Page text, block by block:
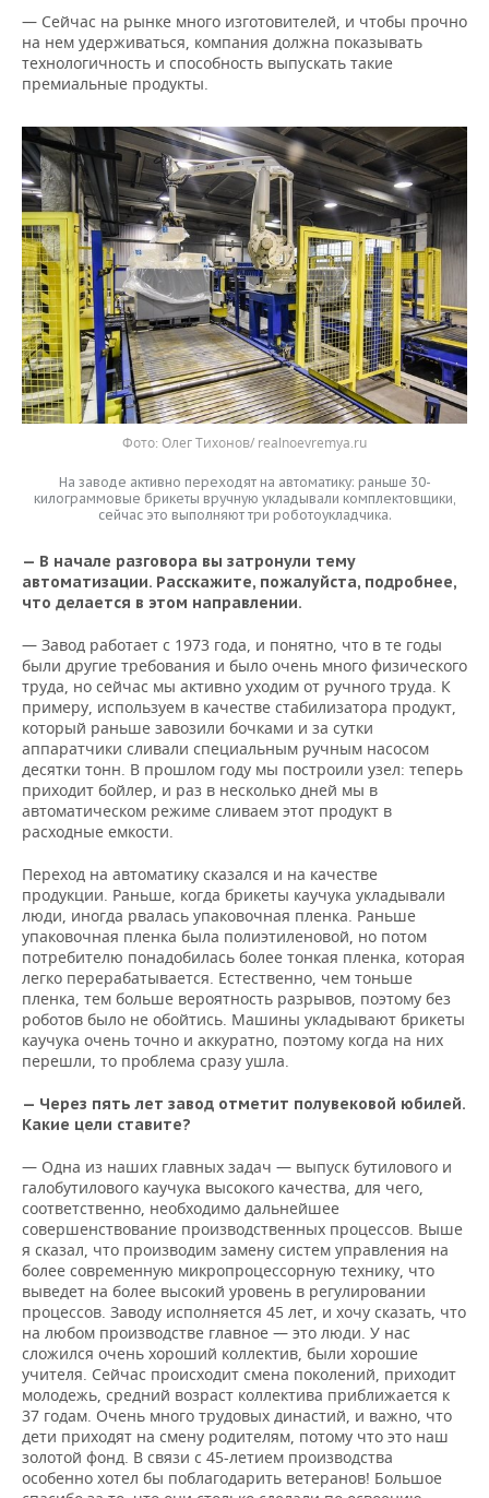
— Сейчас на рынке много изготовителей, и чтобы прочно
на нем удерживаться, компания должна показывать
технологичность и способность выпускать такие
премиальные продукты.
Фото: Олег Тихонов/ realnoevremya.ru
На заводе активно переходят на автоматику: раньше 30-
килограммовые брикеты вручную укладывали комплектовщики,
сейчас это выполняют три роботоукладчика.
— В начале разговора вы затронули тему
автоматизации. Расскажите, пожалуйста, подробнее,
что делается в этом направлении.
— Завод работает с 1973 года, и понятно, что в те годы
были другие требования и было очень много физического
труда, но сейчас мы активно уходим от ручного труда. К
примеру, используем в качестве стабилизатора продукт,
который раньше завозили бочками и за сутки
аппаратчики сливали специальным ручным насосом
десятки тонн. В прошлом году мы построили узел: теперь
приходит бойлер, и раз в несколько дней мы в
автоматическом режиме сливаем этот продукт в
расходные емкости.
Переход на автоматику сказался и на качестве
продукции. Раньше, когда брикеты каучука укладывали
люди, иногда рвалась упаковочная пленка. Раньше
упаковочная пленка была полиэтиленовой, но потом
потребителю понадобилась более тонкая пленка, которая
легко перерабатывается. Естественно, чем тоньше
пленка, тем больше вероятность разрывов, поэтому без
роботов было не обойтись. Машины укладывают брикеты
каучука очень точно и аккуратно, поэтому когда на них
перешли, то проблема сразу ушла.
— Через пять лет завод отметит полувековой юбилей.
Какие цели ставите?
— Одна из наших главных задач — выпуск бутилового и
галобутилового каучука высокого качества, для чего,
соответственно, необходимо дальнейшее
совершенствование производственных процессов. Выше
я сказал, что производим замену систем управления на
более современную микропроцессорную технику, что
выведет на более высокий уровень в регулировании
процессов. Заводу исполняется 45 лет, и хочу сказать, что
на любом производстве главное — это люди. У нас
сложился очень хороший коллектив, были хорошие
учителя. Сейчас происходит смена поколений, приходит
молодежь, средний возраст коллектива приближается к
37 годам. Очень много трудовых династий, и важно, что
дети приходят на смену родителям, потому что это наш
золотой фонд. В связи с 45-летием производства
особенно хотел бы поблагодарить ветеранов! Большое